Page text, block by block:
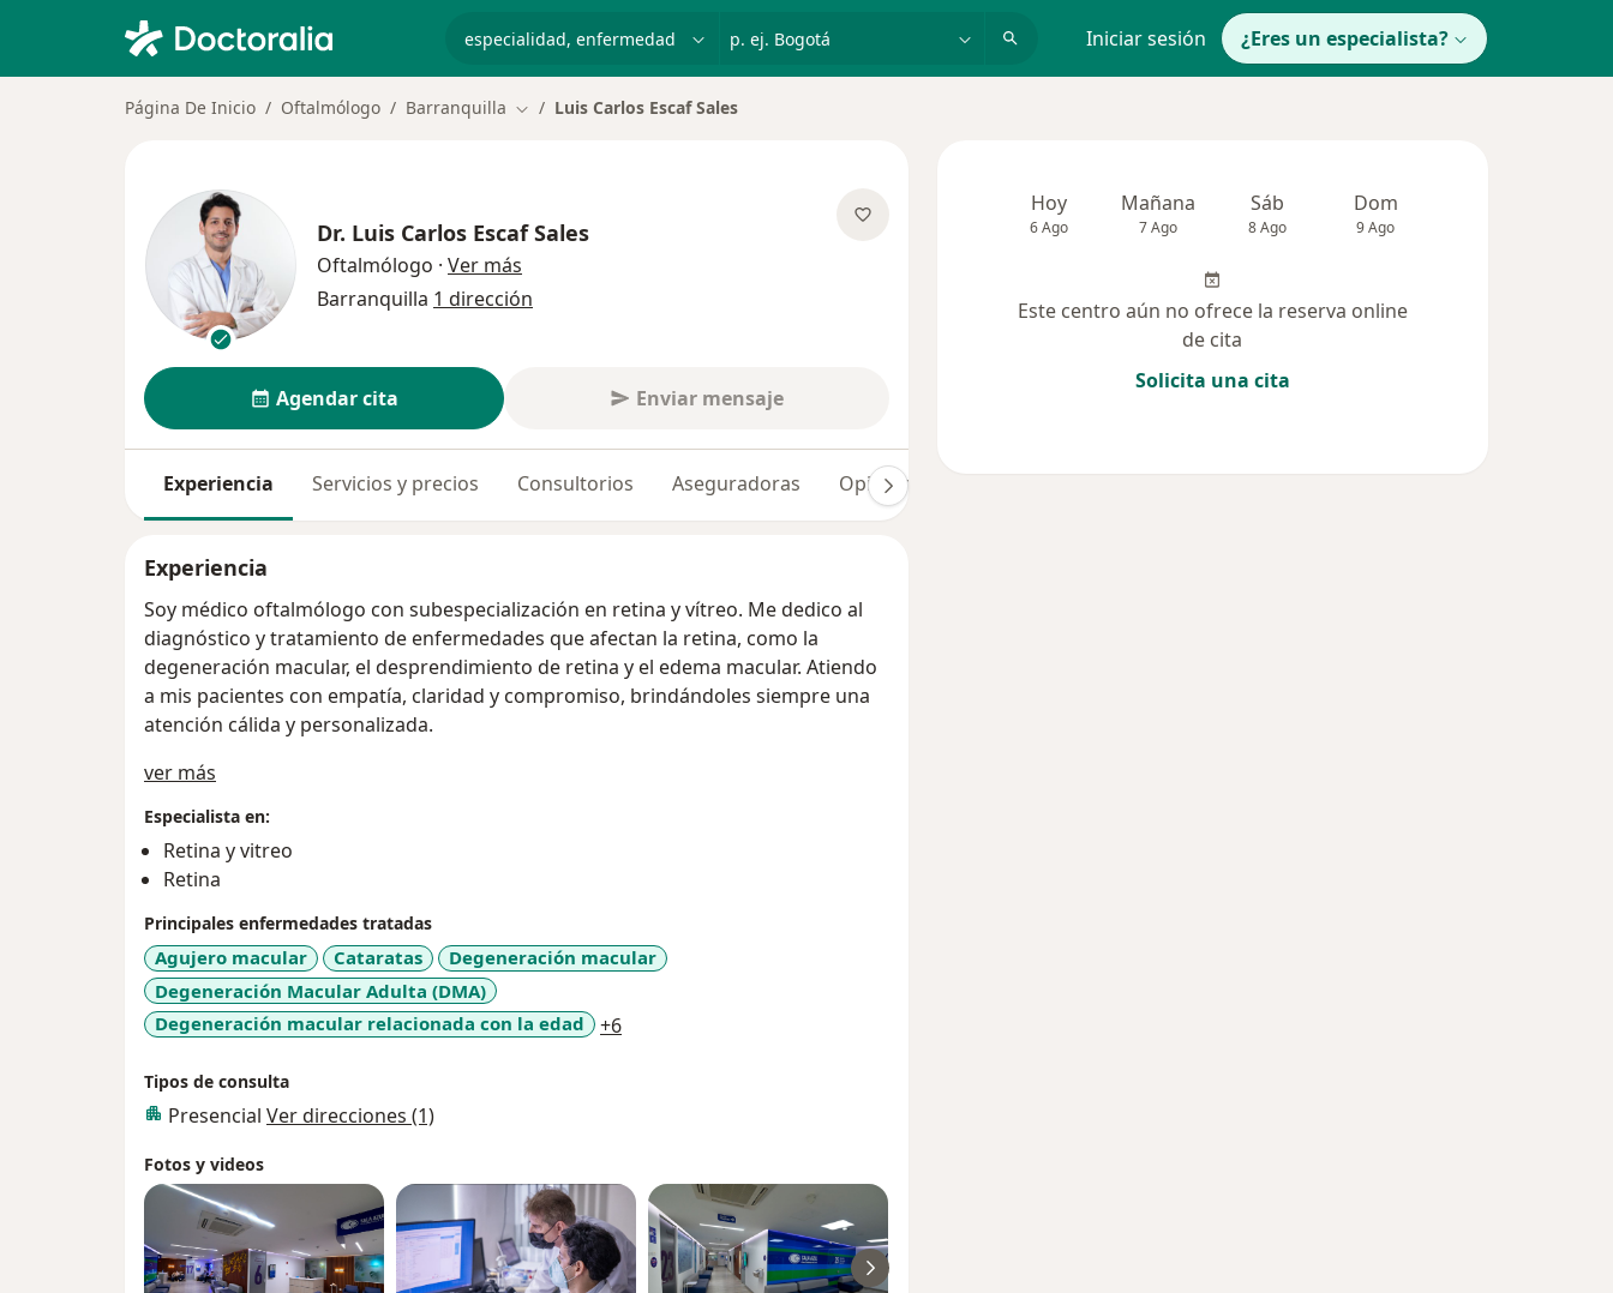
p. ej. Bogotá Iniciar sesión ¿Eres un especialista?
Página De Inicio Oftalmólogo Barranquilla Cambiar de ciudad
Luis Carlos Escaf Sales
Dr. Luis Carlos Escaf Sales
Oftalmólogo · Ver más
Barranquilla 1 dirección
Agendar cita Enviar mensaje
Experiencia Servicios y precios Consultorios Aseguradoras Opiniones
Experiencia
Soy médico oftalmólogo con subespecialización en retina y vítreo. Me dedico al
diagnóstico y tratamiento de enfermedades que afectan la retina, como la
degeneración macular, el desprendimiento de retina y el edema macular. Atiendo
a mis pacientes con empatía, claridad y compromiso, brindándoles siempre una
atención cálida y personalizada.
ver más
Especialista en:
Retina y vitreo
Retina
Principales enfermedades tratadas
Agujero macular Cataratas
Degeneración macular
Degeneración Macular Adulta (DMA)
Degeneración macular relacionada con la edad
+6a11y_sr_more_diseases
Tipos de consulta
Presencial Ver direcciones (1)
Fotos y videos
Hoy
6 Ago
Mañana
7 Ago
Sáb
8 Ago
Dom
9 Ago
Este centro aún no ofrece la reserva online
de cita
Solicita una cita